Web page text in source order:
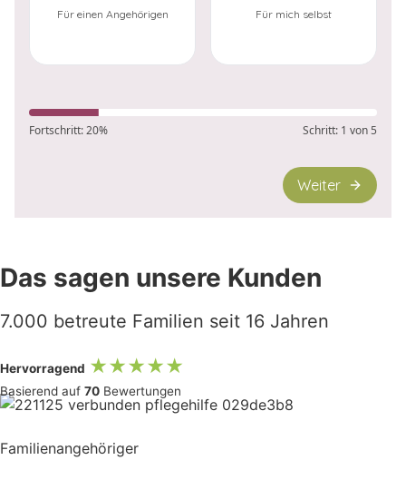
Das sagen unsere Kunden
7.000 betreute Familien seit 16 Jahren
Hervorragend ★★★★★
Basierend auf 70 Bewertungen
Familienangehöriger